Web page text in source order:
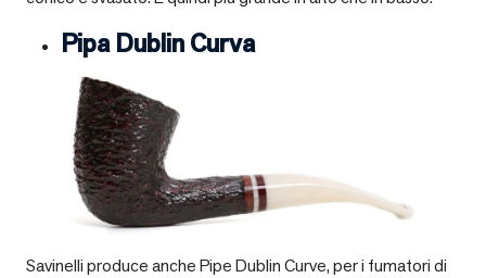
Pipa Dublin Curva
Savinelli produce anche Pipe Dublin Curve, per i fumatori di